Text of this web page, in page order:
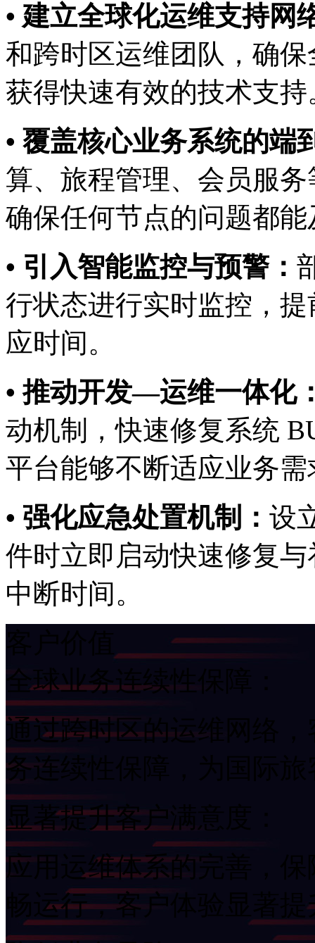
• 建立全球化运维支持网络
和跨时区运维团队，确
获得快速有效的技术支持
• 覆盖核心业务系统的端到
算、旅程管理、会员
确保任何节点的问题都
• 引入智能监控与预警：
行状态进行实时监控，
应时间。
• 推动开发—运维一体化
动机制，快速修复系统
平台能够不断适应业务需
• 强化应急处置机制： 设
件时立即启动快速修复与
中断时间。
全球业务连续性保障：
通过跨时区的运维网络
务连续性保障，为国
显著提升客户满意度：
应用运维体系的完善
畅运行，客户体验显著